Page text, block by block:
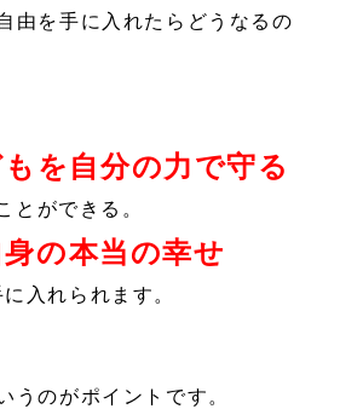
由を手に入れたらどうなるの
を自分の力で守る
とができる。
身の本当の幸せ
に入れられます。
うのがポイントです。